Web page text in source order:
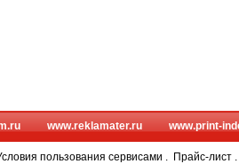
www.reklamater.ru www.print-
пользования сервисами . Прайс-лист .